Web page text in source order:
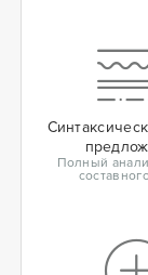
Полный